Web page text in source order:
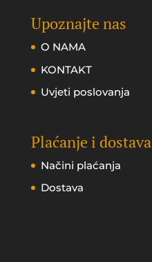
Upoznajte nas
O NAMA
KONTAKT
Uvjeti poslovanja
Plaćanje i dostava
Načini plaćanja
Dostava